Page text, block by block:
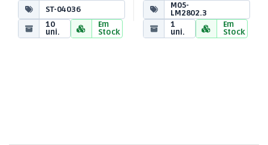
ST-04036
10
uni.
Em
Stock
M05-
LM2802.3
1
uni.
Em
Stock